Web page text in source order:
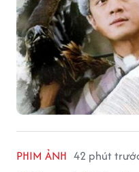
PHIM ẢNH 42 phút